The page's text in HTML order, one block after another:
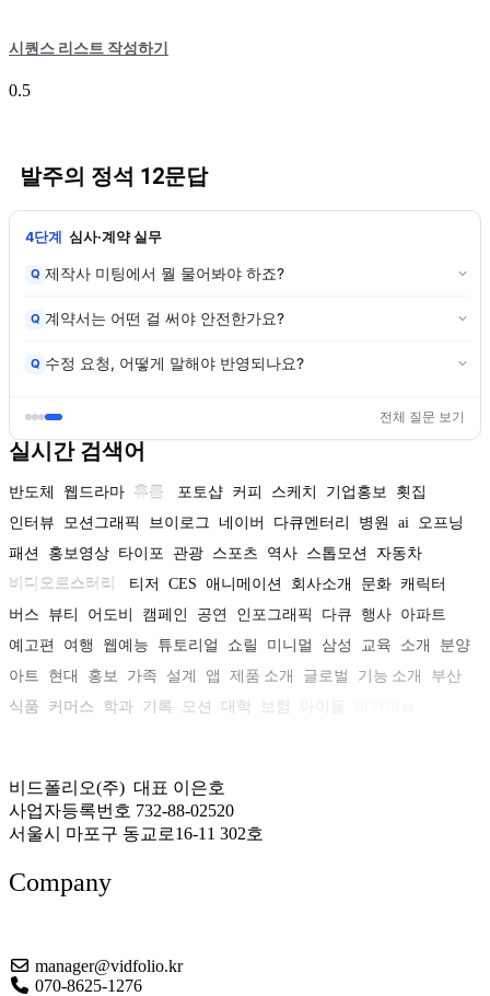
시퀀스 리스트 작성하기
발주의 정석 12문답
4단계 심사·계약 실무
Q 제작사 미팅에서 뭘 물어봐야 하죠?
Q 계약서는 어떤 걸 써야 안전한가요?
Q 수정 요청, 어떻게 말해야 반영되나요?
전체 질문 보기
실시간 검색어
반도체 웹드라마 휴롬 포토샵 커피 스케치 기업홍보
횟집
인터뷰
모션그래픽 브이로그 네이버 다큐멘터리 병원 ai
오프닝
패션
홍보영상 타이포 관광 스포츠 역사 스톱모션
자동차
비디오로스터리
티저 CES 애니메이션 회사소개 문화 캐릭터
버스
뷰티 어도비 캠페인 공연 인포그래픽 다큐 행사 아파트
예고편
여행 웹예능 튜토리얼 쇼릴 미니멀 삼성 교육 소개
분양
아트
현대 홍보 가족 설계 앱 제품 소개 글로벌 기능 소개
부산
식품
커머스 학과 기록 모션 대학 보험
비드폴리오(주) 대표 이은호
사업자등록번호 732-88-02520
서울시 마포구 동교로16-11 302호
Company
manager@vidfolio.kr
070-8625-1276